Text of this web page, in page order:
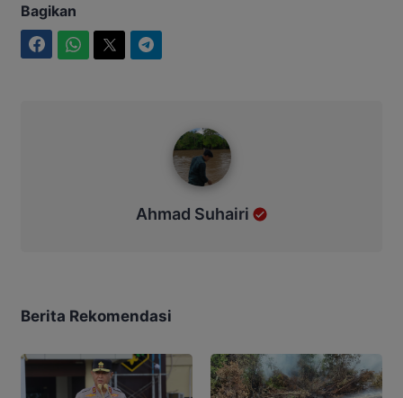
Bagikan
Ahmad Suhairi
Berita Rekomendasi